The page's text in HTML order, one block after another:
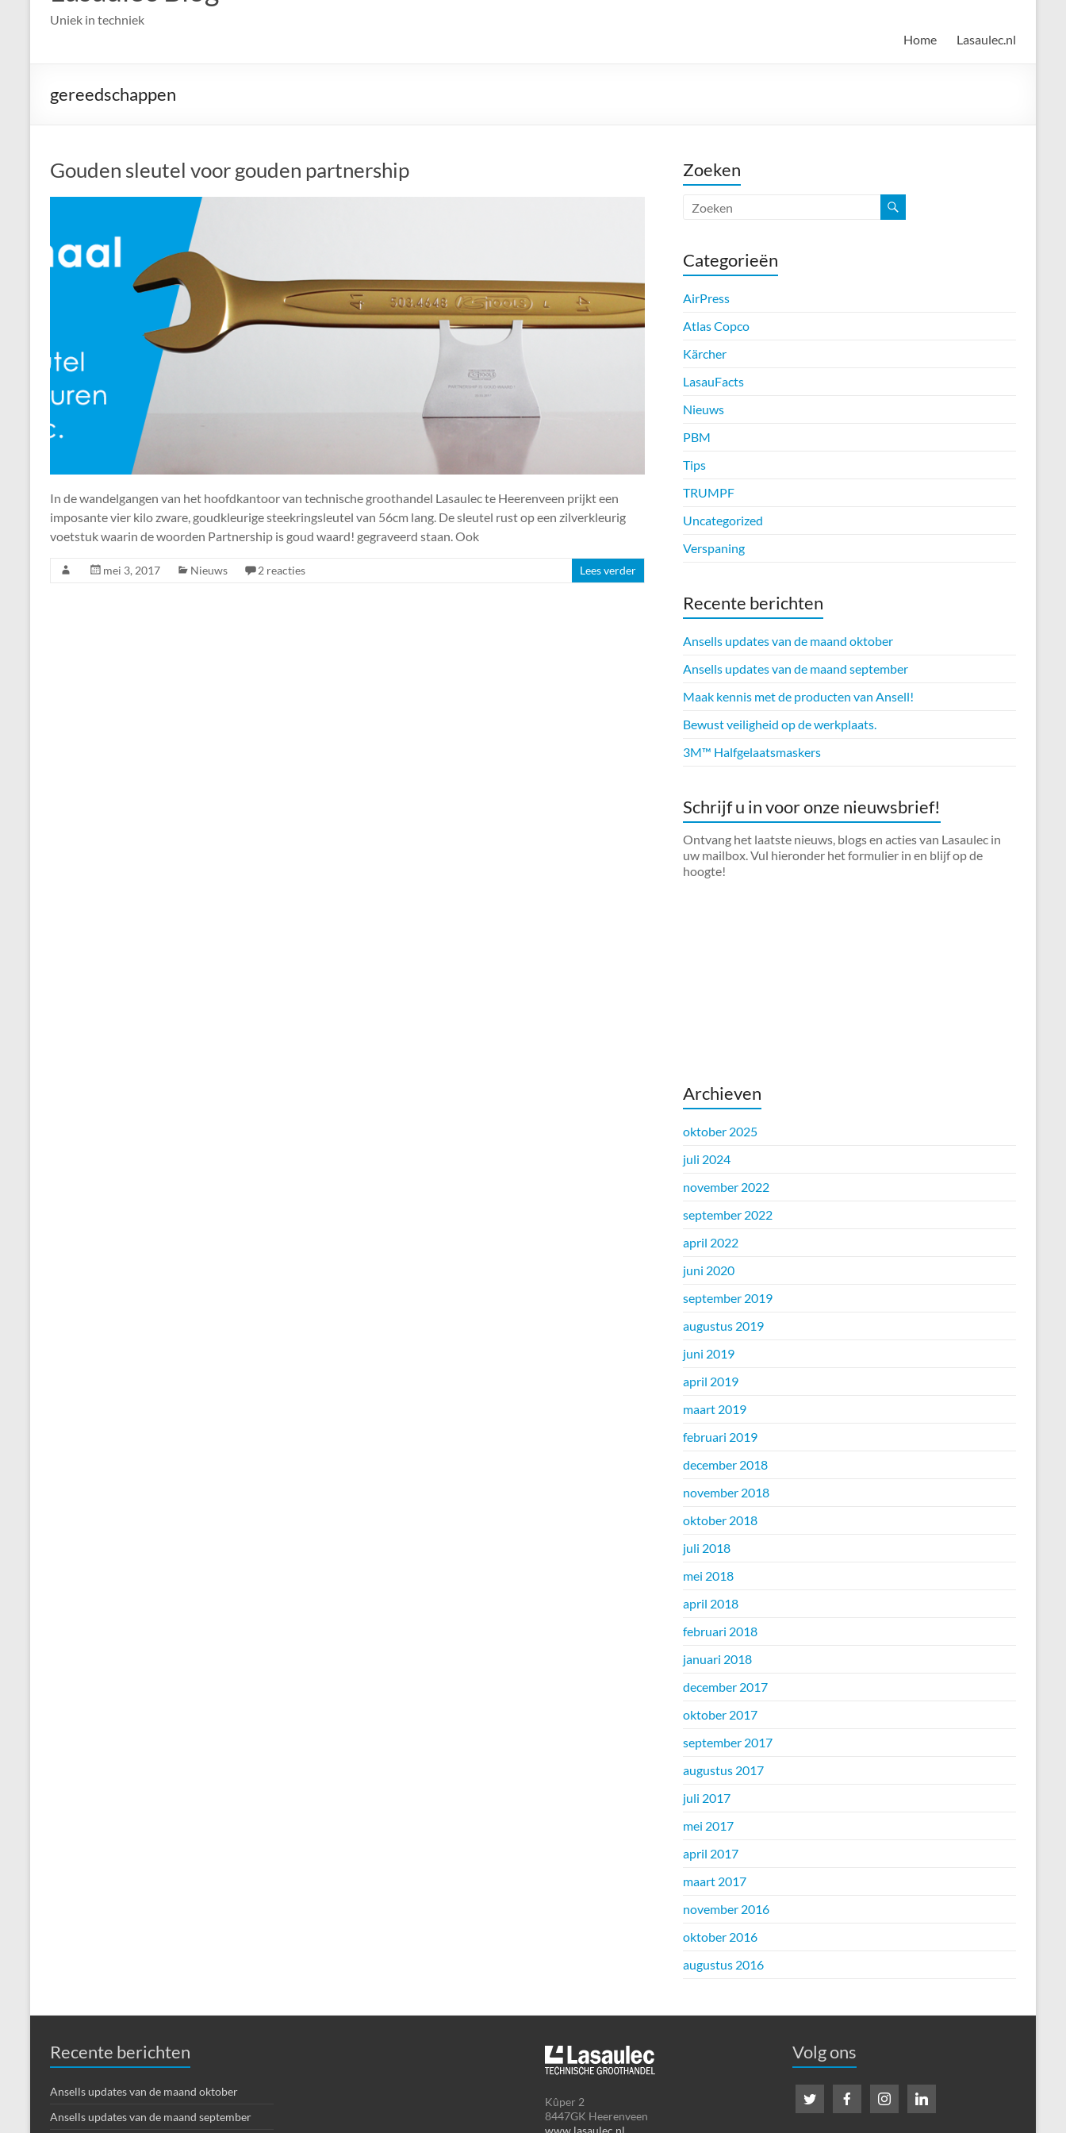
Uniek in techniek
Home
Lasaulec.nl
gereedschappen
Gouden sleutel voor gouden partnership
In de wandelgangen van het hoofdkantoor van technische groothandel Lasaulec te Heerenveen prijkt een
imposante vier kilo zware, goudkleurige steekringsleutel van 56cm lang. De sleutel rust op een zilverkleurig
voetstuk waarin de woorden Partnership is goud waard! gegraveerd staan. Ook
mei 3, 2017 Nieuws 2 reacties Lees verder
Zoeken
Categorieën
AirPress
Atlas Copco
Kärcher
LasauFacts
Nieuws
PBM
Tips
TRUMPF
Uncategorized
Verspaning
Recente berichten
Ansells updates van de maand oktober
Ansells updates van de maand september
Maak kennis met de producten van Ansell!
Bewust veiligheid op de werkplaats.
3M™ Halfgelaatsmaskers
Schrijf u in voor onze nieuwsbrief!
Ontvang het laatste nieuws, blogs en acties van Lasaulec in
uw mailbox. Vul hieronder het formulier in en blijf op de
hoogte!
Archieven
oktober 2025
juli 2024
november 2022
september 2022
april 2022
juni 2020
september 2019
augustus 2019
juni 2019
april 2019
maart 2019
februari 2019
december 2018
november 2018
oktober 2018
juli 2018
mei 2018
april 2018
februari 2018
januari 2018
december 2017
oktober 2017
september 2017
augustus 2017
juli 2017
mei 2017
april 2017
maart 2017
november 2016
oktober 2016
augustus 2016
Recente berichten
Ansells updates van de maand oktober
Ansells updates van de maand september
Kûper 2
8447GK Heerenveen
Volg ons